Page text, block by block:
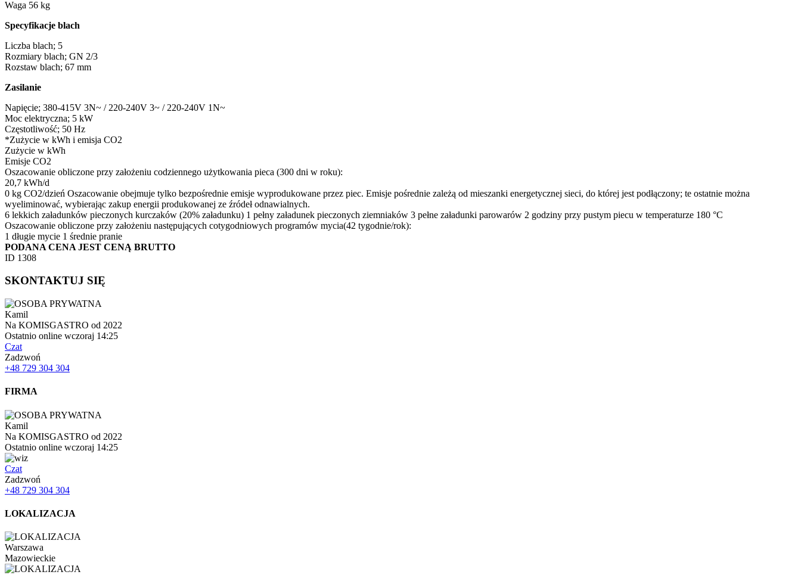
Waga 56 kg
Specyfikacje blach
Liczba blach; 5
Rozmiary blach; GN 2/3
Rozstaw blach; 67 mm
Zasilanie
Napięcie; 380-415V 3N~ / 220-240V 3~ / 220-240V 1N~
Moc elektryczna; 5 kW
Częstotliwość; 50 Hz
*Zużycie w kWh i emisja CO2
Zużycie w kWh
Emisje CO2
Oszacowanie obliczone przy założeniu codziennego użytkowania pieca (300 dni w roku):
20,7 kWh/d
0 kg CO2/dzień Oszacowanie obejmuje tylko bezpośrednie emisje wyprodukowane przez piec. Emisje pośrednie zależą od mieszanki energetycznej sieci, do której jest podłączony; te ostatnie można
wyeliminować, wybierając zakup energii produkowanej ze źródeł odnawialnych.
6 lekkich załadunków pieczonych kurczaków (20% załadunku) 1 pełny załadunek pieczonych ziemniaków 3 pełne załadunki parowarów 2 godziny przy pustym piecu w temperaturze 180 °C
Oszacowanie obliczone przy założeniu następujących cotygodniowych programów mycia(42 tygodnie/rok):
1 długie mycie 1 średnie pranie
PODANA CENA JEST CENĄ BRUTTO
ID 1308
SKONTAKTUJ SIĘ
Kamil
Na KOMISGASTRO od 2022
Ostatnio online wczoraj 14:25
Czat
Zadzwoń
+48 729 304 304
FIRMA
Kamil
Na KOMISGASTRO od 2022
Ostatnio online wczoraj 14:25
Czat
Zadzwoń
+48 729 304 304
LOKALIZACJA
Warszawa
Mazowieckie